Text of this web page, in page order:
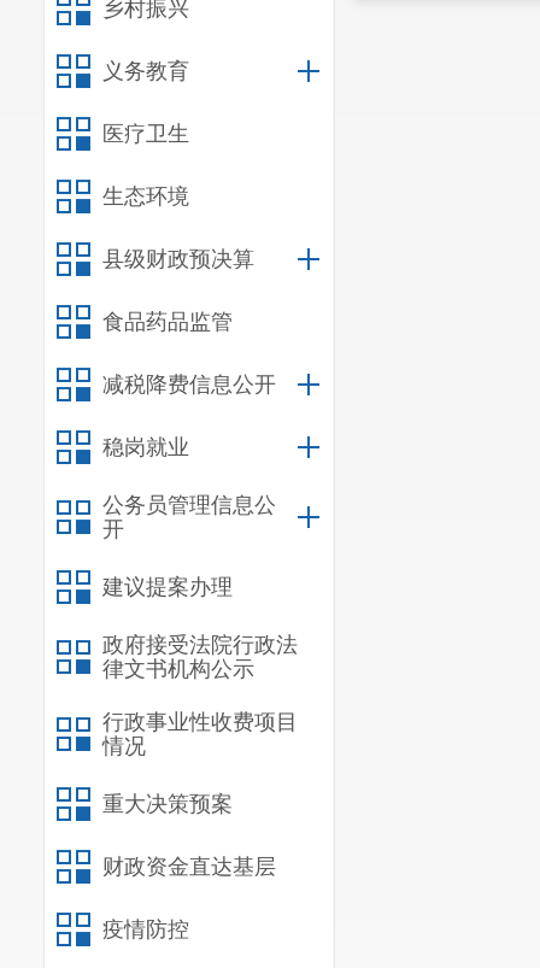
乡村振兴
义务教育
医疗卫生
生态环境
县级财政预决算
食品药品监管
减税降费信息公开
稳岗就业
公务员管理信息公
开
建议提案办理
政府接受法院行政法
律文书机构公示
行政事业性收费项目
情况
重大决策预案
财政资金直达基层
疫情防控